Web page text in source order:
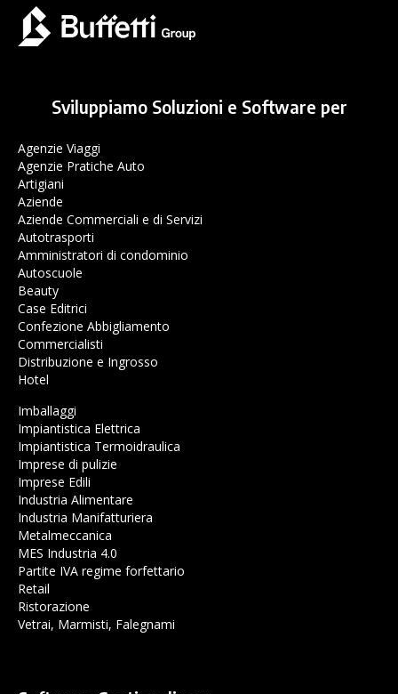
Sviluppiamo Soluzioni e Software per
Agenzie Viaggi
Agenzie Pratiche Auto
Artigiani
Aziende
Aziende Commerciali e di Servizi
Autotrasporti
Amministratori di condominio
Autoscuole
Beauty
Case Editrici
Confezione Abbigliamento
Commercialisti
Distribuzione e Ingrosso
Hotel
Imballaggi
Impiantistica Elettrica
Impiantistica Termoidraulica
Imprese di pulizie
Imprese Edili
Industria Alimentare
Industria Manifatturiera
Metalmeccanica
MES Industria 4.0
Partite IVA regime forfettario
Retail
Ristorazione
Vetrai, Marmisti, Falegnami